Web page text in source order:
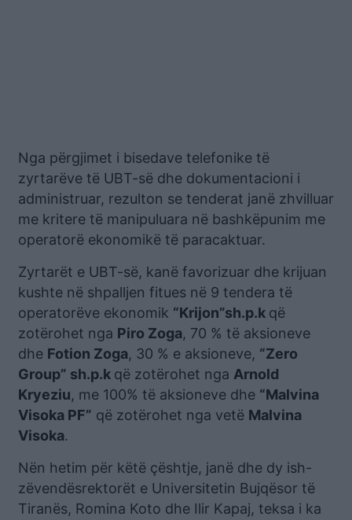
Nga përgjimet i bisedave telefonike të
zyrtarëve të UBT-së dhe dokumentacioni i
administruar, rezulton se tenderat janë zhvilluar
me kritere të manipuluara në bashkëpunim me
operatorë ekonomikë të paracaktuar.
Zyrtarët e UBT-së, kanë favorizuar dhe krijuan
kushte në shpalljen fitues në 9 tendera të
operatorëve ekonomik “Krijon”sh.p.k që
zotërohet nga Piro Zoga, 70 % të aksioneve
dhe Fotion Zoga, 30 % e aksioneve, “Zero
Group” sh.p.k që zotërohet nga Arnold
Kryeziu, me 100% të aksioneve dhe “Malvina
Visoka PF” që zotërohet nga vetë Malvina
Visoka.
Nën hetim për këtë çështje, janë dhe dy ish-
zëvendësrektorët e Universitetin Bujqësor të
Tiranës, Romina Koto dhe Ilir Kapaj, teksa i ka